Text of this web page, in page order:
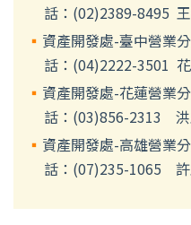
話：(02)2389-8495
資產開發處-臺中營業
話：(04)2222-3501
資產開發處-花蓮營業
話：(03)856-2313
資產開發處-高雄營業
話：(07)235-1065